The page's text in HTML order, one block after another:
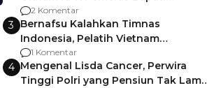
Pemalang
2 Komentar
3 Bernafsu Kalahkan Timnas
Indonesia, Pelatih Vietnam
Berencana Pakai Jimat di Pakansari
1 Komentar
4 Mengenal Lisda Cancer, Perwira
Tinggi Polri yang Pensiun Tak Lama